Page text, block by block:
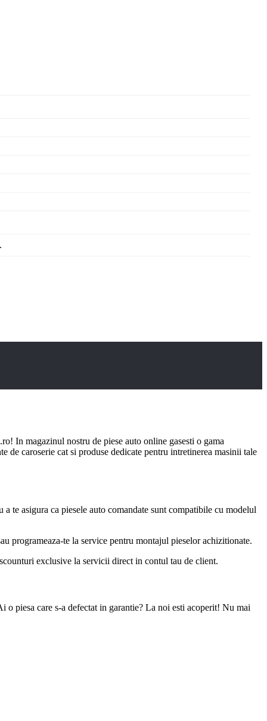
In magazinul nostru de piese auto online gasesti o gama
caroserie cat si produse dedicate pentru intretinerea masinii tale
te asigura ca piesele auto comandate sunt compatibile cu modelul
programeaza-te la service pentru montajul pieselor achizitionate.
exclusive la servicii direct in contul tau de client.
piesa care s-a defectat in garantie? La noi esti acoperit! Nu mai